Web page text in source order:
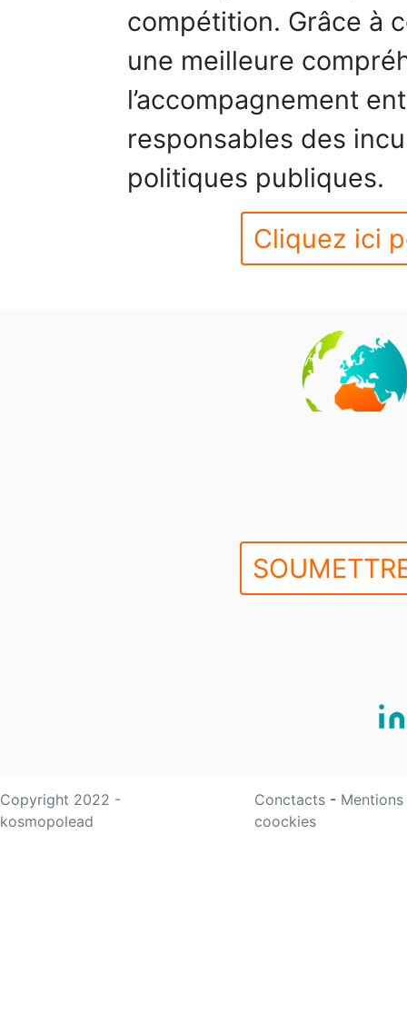
compétition. Grâce à
une meilleure
l’accompagnement
responsables des
politiques publiques.
Cliquez ici
Copyright 2022 -
kosmopolead
Conctacts -
coockies